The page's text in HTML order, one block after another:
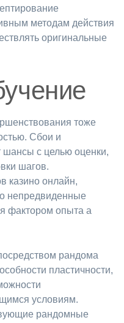
методам действия
оригинальные
тоже
Сбои и
с целью оценки,
шагов.
казино онлайн,
непредвиденные
фактором опыта а
рандома
пластичности,
условиям.
рандомные